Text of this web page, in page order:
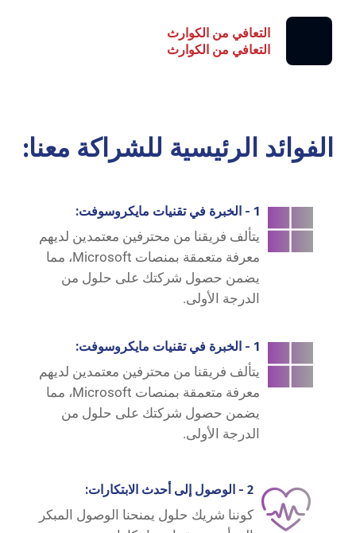
التعافي من الكوارث
التعافي من الكوارث
الفوائد الرئيسية للشراكة معنا:
1 - الخبرة في تقنيات مايكروسوفت:
يتألف فريقنا من محترفين معتمدين لديهم
معرفة متعمقة بمنصات Microsoft، مما
يضمن حصول شركتك على حلول من
الدرجة الأولى.
1 - الخبرة في تقنيات مايكروسوفت:
يتألف فريقنا من محترفين معتمدين لديهم
معرفة متعمقة بمنصات Microsoft، مما
يضمن حصول شركتك على حلول من
الدرجة الأولى.
2 - الوصول إلى أحدث الابتكارات:
كوننا شريك حلول يمنحنا الوصول المبكر